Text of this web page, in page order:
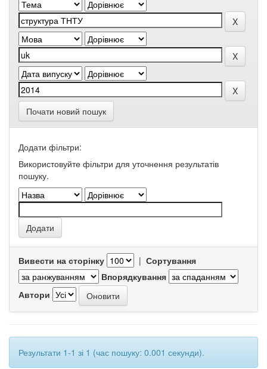
Почати новий пошук
Додати фільтри:
Використовуйте фільтри для уточнення результатів
пошуку.
Вивести на сторінку | Сортування
Впорядкування
Автори
Результати 1-1 зі 1 (час пошуку: 0.001 секунди).